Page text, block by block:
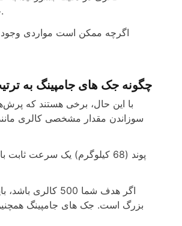
جامپینگ را می توان در کمتر از دو دقیقه انجام داد. این به شما کمک می کند 27 کالری بسوزانید.
اگرچه ممکن است مواردی وجود
چگونه جک های جامپینگ به ترتیب 100 تا 500 کالری، 1000 کالری و 1000 کالری می
با این حال، برخی هستند که
بزرگ است. جک های جامپینگ